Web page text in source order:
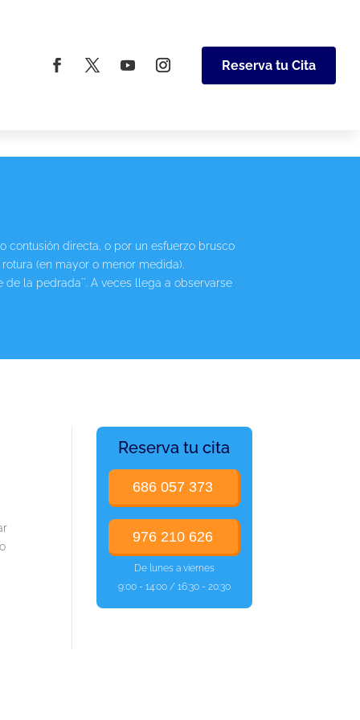
Reserva tu Cita
contusión directa, o por un esfuerzo brusco
(en mayor o menor medida).
la pedrada´´. A veces llega a observarse
Reserva tu cita
686 057 373
976 210 626
De lunes a viernes
9:00 - 14:00 / 16:30 - 20:30